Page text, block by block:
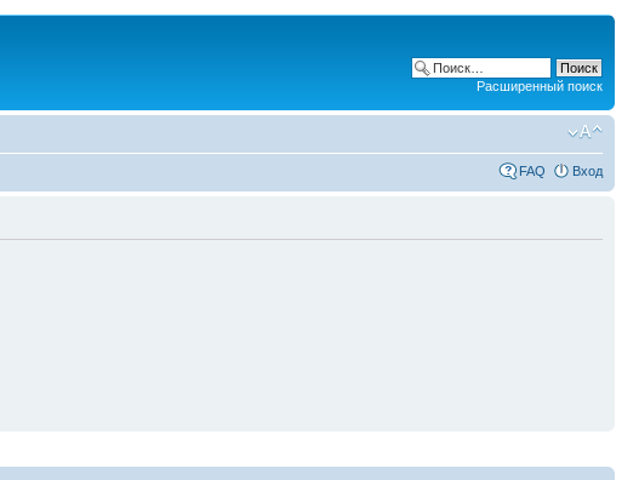
Расширенный поиск
FAQ Вход